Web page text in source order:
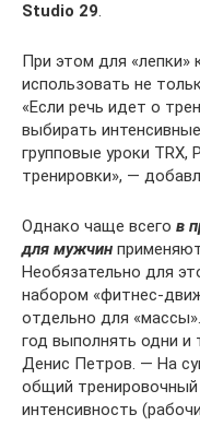
Studio 29.
При этом для «лепки»
использовать не
«Если речь идет о
выбирать
групповые уроки
тренировки», —
Однако чаще всего в
для мужчин
Необязательно для
набором «фитнес-
отдельно для
год выполнять одни и
Денис Петров. — На
общий
интенсивность